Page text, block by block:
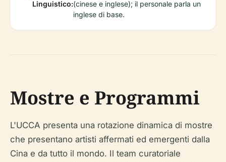
Linguistico:(cinese e inglese); il personale parla un
inglese di base.
Mostre e Programmi
L'UCCA presenta una rotazione dinamica di mostre
che presentano artisti affermati ed emergenti dalla
Cina e da tutto il mondo. Il team curatoriale